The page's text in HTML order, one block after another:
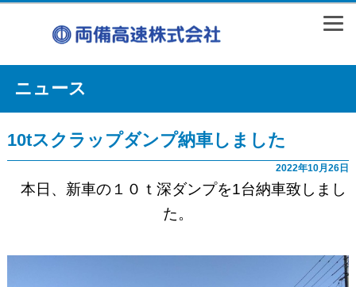
ニュース
10tスクラップダンプ納車しました
2022年10月26日
本日、新車の１０ｔ深ダンプを1台納車致しまし
た。